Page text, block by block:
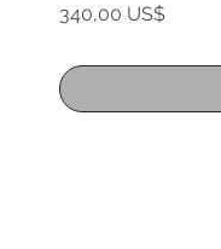
340,00 US$Precio